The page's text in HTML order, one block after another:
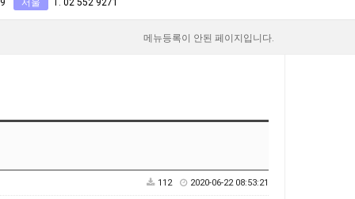
서울 T. 02 552 9271
메뉴등록이 안된 페이지입니다.
112 2020-06-22 08:53:21